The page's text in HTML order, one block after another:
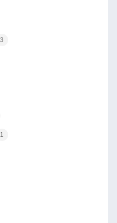
3
1